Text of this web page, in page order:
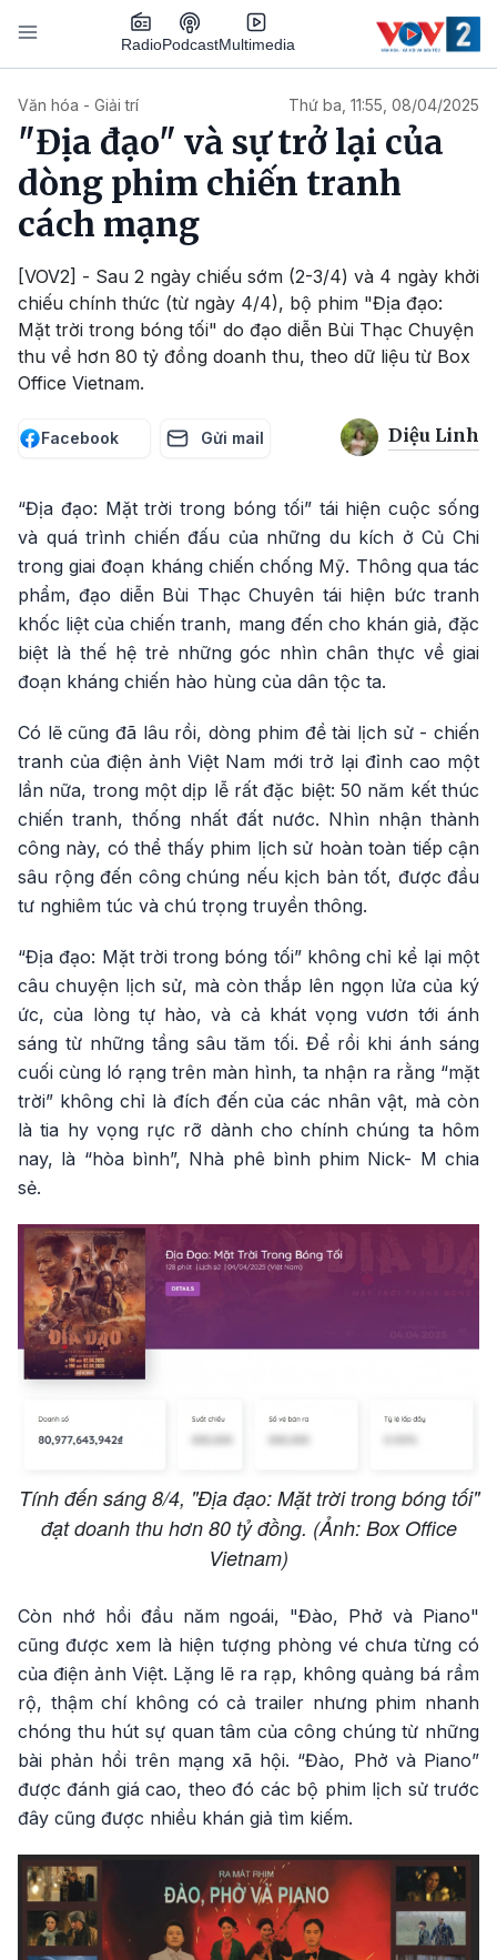
Nhảy đến nội dung
RadioPodcastMultimedia
Văn hóa - Giải trí Thứ ba, 11:55, 08/04/2025
"Địa đạo" và sự trở lại của
dòng phim chiến tranh
cách mạng
[VOV2] - Sau 2 ngày chiếu sớm (2-3/4) và 4 ngày khởi
chiếu chính thức (từ ngày 4/4), bộ phim "Địa đạo:
Mặt trời trong bóng tối" do đạo diễn Bùi Thạc Chuyện
thu về hơn 80 tỷ đồng doanh thu, theo dữ liệu từ Box
Office Vietnam.
Facebook Gửi mail Diệu Linh
“Địa đạo: Mặt trời trong bóng tối” tái hiện cuộc sống
và quá trình chiến đấu của những du kích ở Củ Chi
trong giai đoạn kháng chiến chống Mỹ. Thông qua tác
phẩm, đạo diễn Bùi Thạc Chuyên tái hiện bức tranh
khốc liệt của chiến tranh, mang đến cho khán giả, đặc
biệt là thế hệ trẻ những góc nhìn chân thực về giai
đoạn kháng chiến hào hùng của dân tộc ta.
Có lẽ cũng đã lâu rồi, dòng phim đề tài lịch sử - chiến
tranh của điện ảnh Việt Nam mới trở lại đỉnh cao một
lần nữa, trong một dịp lễ rất đặc biệt: 50 năm kết thúc
chiến tranh, thống nhất đất nước. Nhìn nhận thành
công này, có thể thấy phim lịch sử hoàn toàn tiếp cận
sâu rộng đến công chúng nếu kịch bản tốt, được đầu
tư nghiêm túc và chú trọng truyền thông.
“Địa đạo: Mặt trời trong bóng tối” không chỉ kể lại một
câu chuyện lịch sử, mà còn thắp lên ngọn lửa của ký
ức, của lòng tự hào, và cả khát vọng vươn tới ánh
sáng từ những tầng sâu tăm tối. Để rồi khi ánh sáng
cuối cùng ló rạng trên màn hình, ta nhận ra rằng “mặt
trời” không chỉ là đích đến của các nhân vật, mà còn
là tia hy vọng rực rỡ dành cho chính chúng ta hôm
nay, là “hòa bình”, Nhà phê bình phim Nick- M chia
sẻ.
Tính đến sáng 8/4, "Địa đạo: Mặt trời trong bóng tối"
đạt doanh thu hơn 80 tỷ đồng. (Ảnh: Box Office
Vietnam)
Còn nhớ hồi đầu năm ngoái, "Đào, Phở và Piano"
cũng được xem là hiện tượng phòng vé chưa từng có
của điện ảnh Việt. Lặng lẽ ra rạp, không quảng bá rầm
rộ, thậm chí không có cả trailer nhưng phim nhanh
chóng thu hút sự quan tâm của công chúng từ những
bài phản hồi trên mạng xã hội. “Đào, Phở và Piano”
được đánh giá cao, theo đó các bộ phim lịch sử trước
đây cũng được nhiều khán giả tìm kiếm.